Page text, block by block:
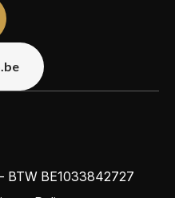
BTW BE1033842727